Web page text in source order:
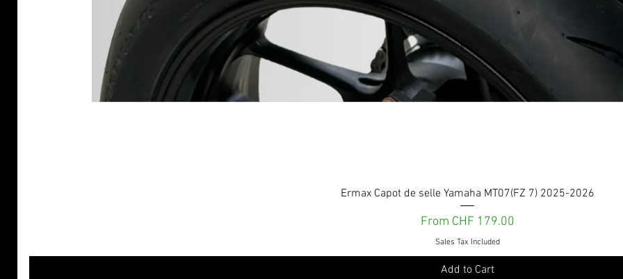
Quick View
Ermax Capot de selle Yamaha MT07(FZ 7) 2025-2026
From CHF 179.00
Sale Price
Sales Tax Included
Add to Cart